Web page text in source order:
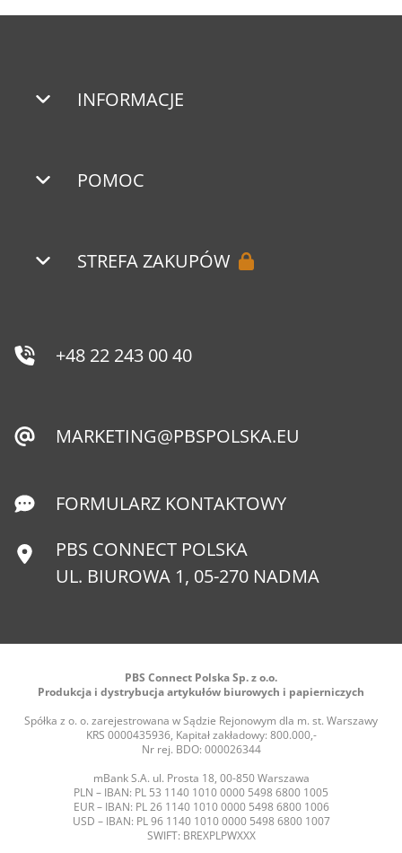
INFORMACJE
POMOC
STREFA ZAKUPÓW
+48 22 243 00 40
MARKETING@PBSPOLSKA.EU
FORMULARZ KONTAKTOWY
PBS CONNECT POLSKA
UL. BIUROWA 1, 05-270 NADMA
PBS Connect Polska Sp. z o.o.
Produkcja i dystrybucja artykułów biurowych i papierniczych
Spółka z o. o. zarejestrowana w Sądzie Rejonowym dla m. st. Warszawy
KRS 0000435936, Kapitał zakładowy: 800.000,-
Nr rej. BDO: 000026344
mBank S.A. ul. Prosta 18, 00-850 Warszawa
PLN – IBAN: PL 53 1140 1010 0000 5498 6800 1005
EUR – IBAN: PL 26 1140 1010 0000 5498 6800 1006
USD – IBAN: PL 96 1140 1010 0000 5498 6800 1007
SWIFT: BREXPLPWXXX